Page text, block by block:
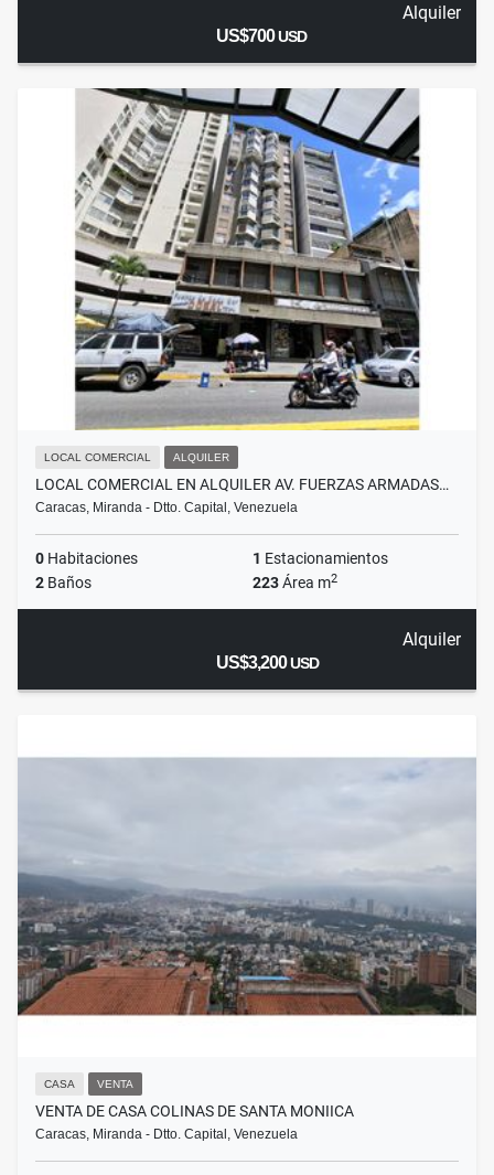
Alquiler
US$700USD
LOCAL COMERCIAL ALQUILER
LOCAL COMERCIAL EN ALQUILER AV. FUERZAS ARMADAS…
Caracas, Miranda - Dtto. Capital, Venezuela
0 Habitaciones 1 Estacionamientos
2 Baños 223Área m2
Alquiler
US$3,200USD
CASA VENTA
VENTA DE CASA COLINAS DE SANTA MONIICA
Caracas, Miranda - Dtto. Capital, Venezuela